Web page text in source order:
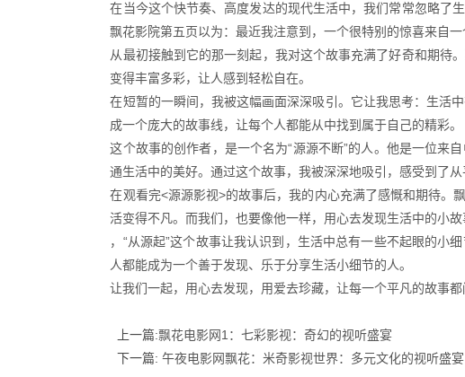
在当今这个快节奏、高度发达的现代生活中，我们常常忽略了
飘花影院第五页以为：最近我注意到，一个很特别的惊喜来自一
从最初接触到它的那一刻起，我对这个故事充满了好奇和期待。
变得丰富多彩，让人感到轻松自在。
在短暂的一瞬间，我被这幅画面深深吸引。它让我思考：生活
成一个庞大的故事线，让每个人都能从中找到属于自己的精彩。
这个故事的创作者，是一个名为“源源不断”的人。他是一位来
通生活中的美好。通过这个故事，我被深深地吸引，感受到了
在观看完<源源影视>的故事后，我的内心充满了感慨和期待。
活变得不凡。而我们，也要像他一样，用心去发现生活中的小
，“从源起”这个故事让我认识到，生活中总有一些不起眼的小
人都能成为一个善于发现、乐于分享生活小细节的人。
让我们一起，用心去发现，用爱去珍藏，让每一个平凡的故事都
上一篇:飘花电影网1：七彩影视：奇幻的视听盛宴
下一篇: 午夜电影网飘花：米奇影视世界：多元文化的视听盛宴